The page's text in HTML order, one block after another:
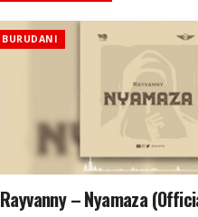
BURUDANI
Rayvanny – Nyamaza